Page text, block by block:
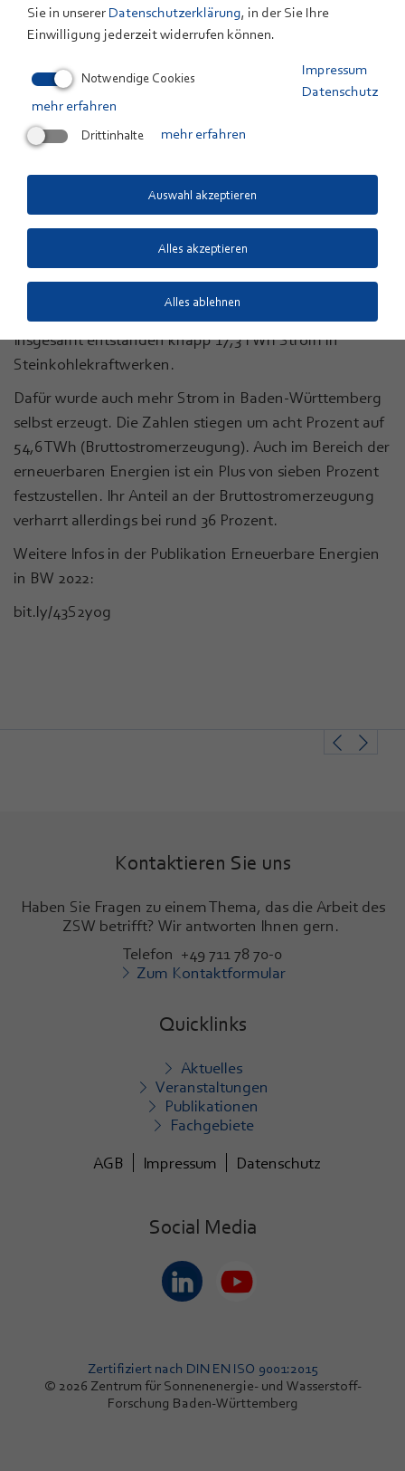
Die Preise für fossile Energieträger stiegen. Es wurden
mehr Biomasseheizungen, Wärmepumpen und
Solarthermieanlagen installiert. Nach ersten
Berechnungen ist der Verbrauch der erneuerbaren
Energien mit rund vier Prozent weniger stark gesunken
als der fossile Energieträger. Im Wärmebereich stieg ihr
Prozentpunkt auf knapp 17 Prozent.
Markant ist, dass fast 31 Prozent weniger Strom
importiert wurden. Zurückführen lässt sich das auf die
angespannte Lage auf dem europäischen Strommarkt
und den hohen Gaspreis. In der Folge wurde deutlich
mehr Steinkohle zur Stromerzeugung eingesetzt.
Insgesamt entstanden knapp 17,3 TWh Strom in
Steinkohlekraftwerken.
Dafür wurde auch mehr Strom in Baden-Württemberg
selbst erzeugt. Die Zahlen stiegen um acht Prozent auf
54,6 TWh (Bruttostromerzeugung). Auch im Bereich der
erneuerbaren Energien ist ein Plus von sieben Prozent
festzustellen. Ihr Anteil an der Bruttostromerzeugung
verharrt allerdings bei rund 36 Prozent.
Weitere Infos in der Publikation Erneuerbare Energien
in BW 2022:
bit.ly/43S2yog
Kontaktieren Sie uns
Haben Sie Fragen zu einem Thema, das die Arbeit des
ZSW betrifft? Wir antworten Ihnen gern.
Telefon +49 711 78 70-0
Zum Kontaktformular
Quicklinks
Aktuelles
Veranstaltungen
Publikationen
Fachgebiete
AGB
Impressum Datenschutz
Social Media
Zertifiziert nach DIN EN ISO 9001:2015
© 2026 Zentrum für Sonnenenergie- und Wasserstoff-
Forschung Baden-Württemberg
Sie in unserer Datenschutzerklärung, in der Sie Ihre
Einwilligung jederzeit widerrufen können.
Impressum
Datenschutz
Notwendige Cookies
mehr erfahren
Drittinhalte
mehr erfahren
Auswahl akzeptieren
Alles akzeptieren
Alles ablehnen